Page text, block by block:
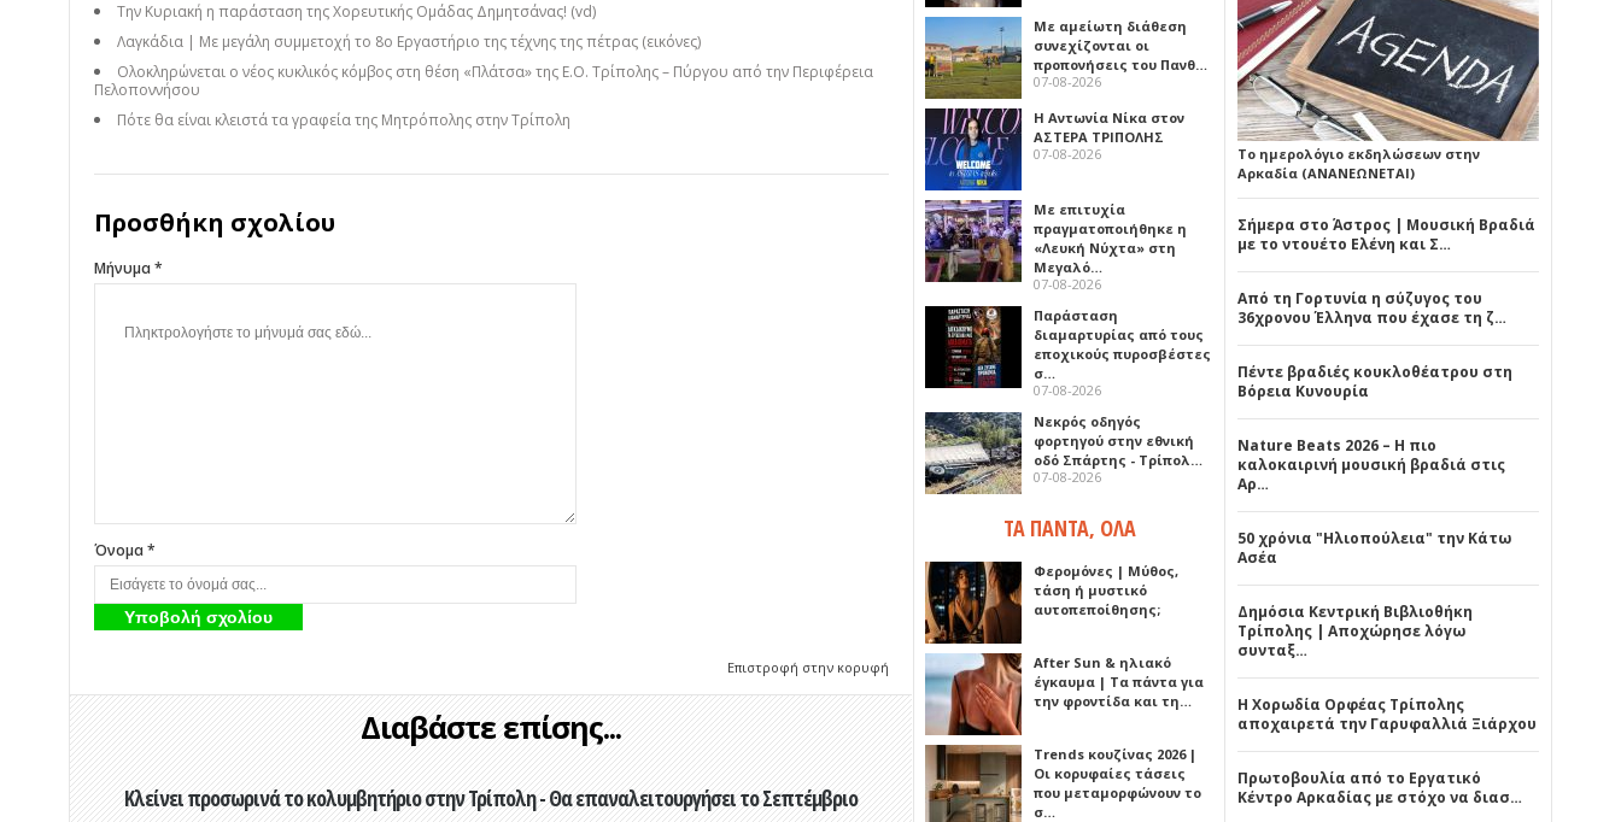
Την Κυριακή η παράσταση της Χορευτικής Ομάδας Δημητσάνας! (vd)
Λαγκάδια | Με μεγάλη συμμετοχή το 8ο Εργαστήριο της τέχνης της πέτρας (εικόνες)
Ολοκληρώνεται ο νέος κυκλικός κόμβος στη θέση «Πλάτσα» της Ε.Ο. Τρίπολης – Πύργου από την Περιφέρεια
Πελοποννήσου
Πότε θα είναι κλειστά τα γραφεία της Μητρόπολης στην Τρίπολη
Προσθήκη σχολίου
Μήνυμα *
Όνομα *
Επιστροφή στην κορυφή
Διαβάστε επίσης...
Κλείνει προσωρινά το κολυμβητήριο στην Τρίπολη - Θα επαναλειτουργήσει το Σεπτέμβριο
Με αμείωτη διάθεση
συνεχίζονται οι
προπονήσεις του Πανθ…
07-08-2026
Η Αντωνία Νίκα στον
ΑΣΤΕΡΑ ΤΡΙΠΟΛΗΣ
07-08-2026
Με επιτυχία
πραγματοποιήθηκε η
«Λευκή Νύχτα» στη
Μεγαλό…
07-08-2026
Παράσταση
διαμαρτυρίας από τους
εποχικούς πυροσβέστες
σ…
07-08-2026
Νεκρός οδηγός
φορτηγού στην εθνική
οδό Σπάρτης - Τρίπολ…
07-08-2026
ΤΑ ΠΑΝΤΑ, ΟΛΑ
Φερομόνες | Μύθος,
τάση ή μυστικό
αυτοπεποίθησης;
After Sun & ηλιακό
έγκαυμα | Τα πάντα για
την φροντίδα και τη…
Trends κουζίνας 2026 |
Οι κορυφαίες τάσεις
που μεταμορφώνουν το
σ…
Το ημερολόγιο εκδηλώσεων στην
Αρκαδία (ΑΝΑΝΕΩΝΕΤΑΙ)
Σήμερα στο Άστρος | Μουσική Βραδιά
με το ντουέτο Ελένη και Σ…
Από τη Γορτυνία η σύζυγος του
36χρονου Έλληνα που έχασε τη ζ…
Πέντε βραδιές κουκλοθέατρου στη
Βόρεια Κυνουρία
Nature Beats 2026 – Η πιο
καλοκαιρινή μουσική βραδιά στις
Αρ…
50 χρόνια "Ηλιοπούλεια" την Κάτω
Ασέα
Δημόσια Κεντρική Βιβλιοθήκη
Τρίπολης | Αποχώρησε λόγω
συνταξ…
Η Χορωδία Ορφέας Τρίπολης
αποχαιρετά την Γαρυφαλλιά Ξιάρχου
Πρωτοβουλία από το Εργατικό
Κέντρο Αρκαδίας με στόχο να διασ…